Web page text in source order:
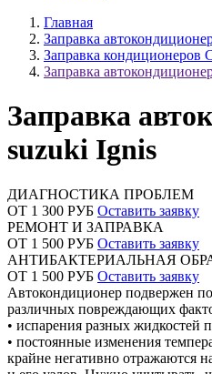
Главная
Заправка
Заправка кондиционеров
Заправка
Заправка
suzuki Ignis
ДИАГНОСТИКА ПРОБЛЕМ
ОТ 1 300 РУБ Оставить заявку
РЕМОНТ И ЗАПРАВКА
ОТ 1 500 РУБ Оставить заявку
АНТИБАКТЕРИАЛЬНАЯ
ОТ 1 500 РУБ Оставить заявку
Автокондиционер подвержен
различных повреждающих
• испарения разных жидкостей
• постоянные изменения
крайне негативно отражаются